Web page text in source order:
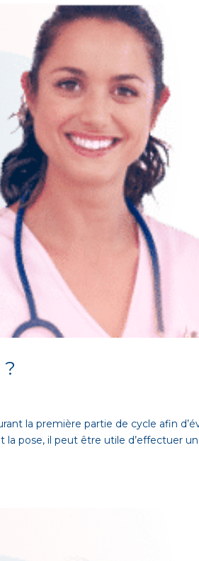
la première partie de cycle afin
la pose, il peut être utile d’effectuer